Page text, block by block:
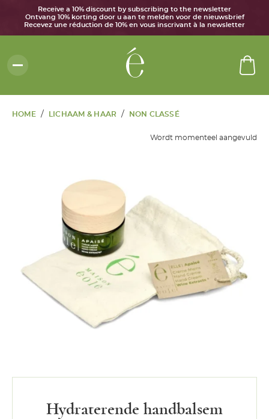
Receive a 10% discount by subscribing to the newsletter
Ontvang 10% korting door u aan te melden voor de nieuwsbrief
Recevez une réduction de 10% en vous inscrivant à la newsletter
HOME / LICHAAM & HAAR / NON CLASSÉ
Wordt momenteel aangevuld
Hydraterende handbalsem